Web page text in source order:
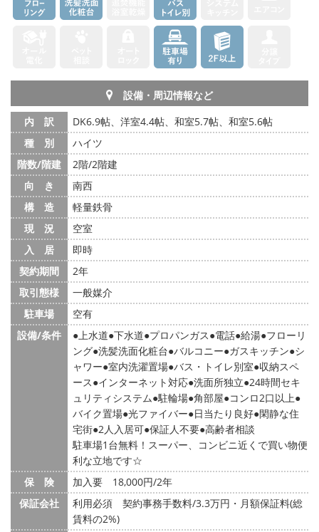
設備・周辺情報など
内 訳
DK6.9帖、洋室4.4帖、和室5.7帖、和室5.6帖
種 別
ハイツ
階数/階建
2階/2階建
向 き
南西
構 造
軽量鉄骨
現 況
空室
入 居
即時
契約期間
2年
取引態様
一般媒介
駐車場
空有
設備/条件
上水道 下水道 プロパンガス 電話 給湯 フローリ
ング 洗髪洗面化粧台 バルコニー ガスキッチン シ
ャワー 室内洗濯置場 バス・トイレ別室 収納スペ
ース インターネット対応 洗面所独立 24時間セキ
ュリティシステム 駐輪場 角部屋 コンロ2口以上
バイク置場 光ファイバー 日当たり良好 閑静な住
宅街 2人入居可 保証人不要 高齢者相談
駐車場1台無料！スーパー、コンビニ近くで買い物便
利な立地です☆
保 険
加入要 18,000円/2年
保証会社
利用必須 契約事務手数料/3.3万円・月額保証料(総
賃料の2%)